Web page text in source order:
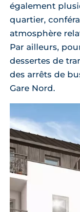
également
quartier,
atmosphère
Par ailleurs,
dessertes de
des arrêts de
Gare Nord.